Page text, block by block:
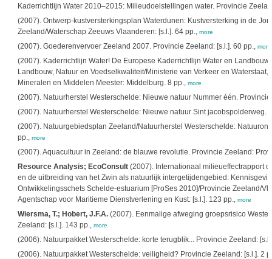
Kaderrichtlijn Water 2010–2015: Milieudoelstellingen water. Provincie
(2007). Ontwerp-kustversterkingsplan Waterdunen: Kustversterking in de
Zeeland/Waterschap Zeeuws Vlaanderen: [s.l.]. 64 pp., more
(2007). Goederenvervoer Zeeland 2007. Provincie Zeeland: [s.l.]. 60 pp., more
(2007). Kaderrichtlijn Water! De Europese Kaderrichtlijn Water en
Landbouw, Natuur en Voedselkwaliteit/Ministerie van Verkeer en
Mineralen en Middelen Meester: Middelburg. 8 pp., more
(2007). Natuurherstel Westerschelde: Nieuwe natuur Nummer één.
(2007). Natuurherstel Westerschelde: Nieuwe natuur Sint jacobspolderweg.
(2007). Natuurgebiedsplan Zeeland/Natuurherstel Westerschelde:
pp., more
(2007). Aquacultuur in Zeeland: de blauwe revolutie. Provincie Zeeland:
Resource Analysis; EcoConsult(2007). Internationaal milieueffectrapport
en de uitbreiding van het Zwin als natuurlijk intergetijdengebied:
Ontwikkelingsschets Schelde-estuarium [ProSes 2010]/Provincie Zeeland/
Agentschap voor Maritieme Dienstverlening en Kust: [s.l.]. 123 pp., more
Wiersma, T.; Hobert, J.F.A.(2007). Eenmalige afweging groepsrisico
Zeeland: [s.l.]. 143 pp., more
(2006). Natuurpakket Westerschelde: korte terugblik... Provincie Zeeland:
(2006). Natuurpakket Westerschelde: veiligheid? Provincie Zeeland: [s.l.]. 2